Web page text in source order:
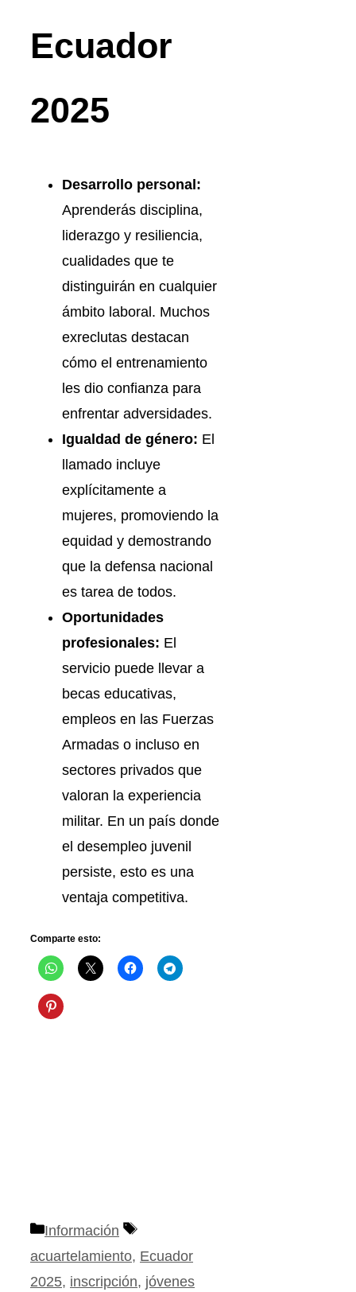
Ecuador
2025
Desarrollo personal:
Aprenderás disciplina,
liderazgo y resiliencia,
cualidades que te
distinguirán en cualquier
ámbito laboral. Muchos
exreclutas destacan
cómo el entrenamiento
les dio confianza para
enfrentar adversidades.
Igualdad de género: El
llamado incluye
explícitamente a
mujeres, promoviendo la
equidad y demostrando
que la defensa nacional
es tarea de todos.
Oportunidades
profesionales: El
servicio puede llevar a
becas educativas,
empleos en las Fuerzas
Armadas o incluso en
sectores privados que
valoran la experiencia
militar. En un país donde
el desempleo juvenil
persiste, esto es una
ventaja competitiva.
Comparte esto:
Categorías
Información
Etiquetas
acuartelamiento, Ecuador
2025, inscripción, jóvenes